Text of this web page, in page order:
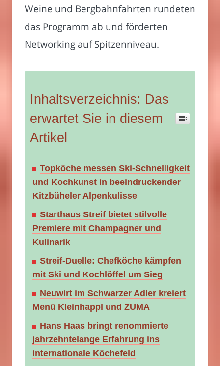
Weine und Bergbahnfahrten rundeten
das Programm ab und förderten
Networking auf Spitzenniveau.
Inhaltsverzeichnis: Das
erwartet Sie in diesem
Artikel
Topköche messen Ski-Schnelligkeit
und Kochkunst in beeindruckender
Kitzbüheler Alpenkulisse
Starthaus Streif bietet stilvolle
Premiere mit Champagner und
Kulinarik
Streif-Duelle: Chefköche kämpfen
mit Ski und Kochlöffel um Sieg
Neuwirt im Schwarzer Adler kreiert
Menü Kleinhappl und ZUMA
Hans Haas bringt renommierte
jahrzehntelange Erfahrung ins
internationale Köchefeld